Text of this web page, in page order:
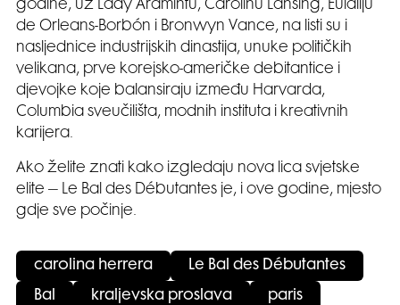
godine, uz Lady Aramintu, Carolinu Lansing, Eulaliju
de Orleans-Borbón i Bronwyn Vance, na listi su i
nasljednice industrijskih dinastija, unuke političkih
velikana, prve korejsko-američke debitantice i
djevojke koje balansiraju između Harvarda,
Columbia sveučilišta, modnih instituta i kreativnih
karijera.
Ako želite znati kako izgledaju nova lica svjetske
elite – Le Bal des Débutantes je, i ove godine, mjesto
gdje sve počinje.
carolina herrera Le Bal des Débutantes
Bal kraljevska proslava paris